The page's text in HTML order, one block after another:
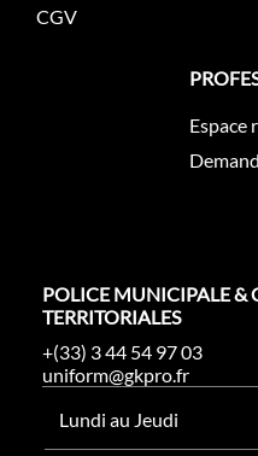
CGV
Espace
POLICE MUNICIPALE &
TERRITORIALES
+(33) 3 44 54 97 03
uniform@gkpro.fr
Lundi au Jeudi